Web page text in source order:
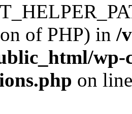
of PHP) in /
wp-
on